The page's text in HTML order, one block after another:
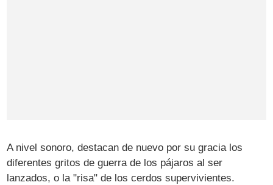
A nivel sonoro, destacan de nuevo por su gracia los
diferentes gritos de guerra de los pájaros al ser
lanzados, o la "risa" de los cerdos supervivientes.